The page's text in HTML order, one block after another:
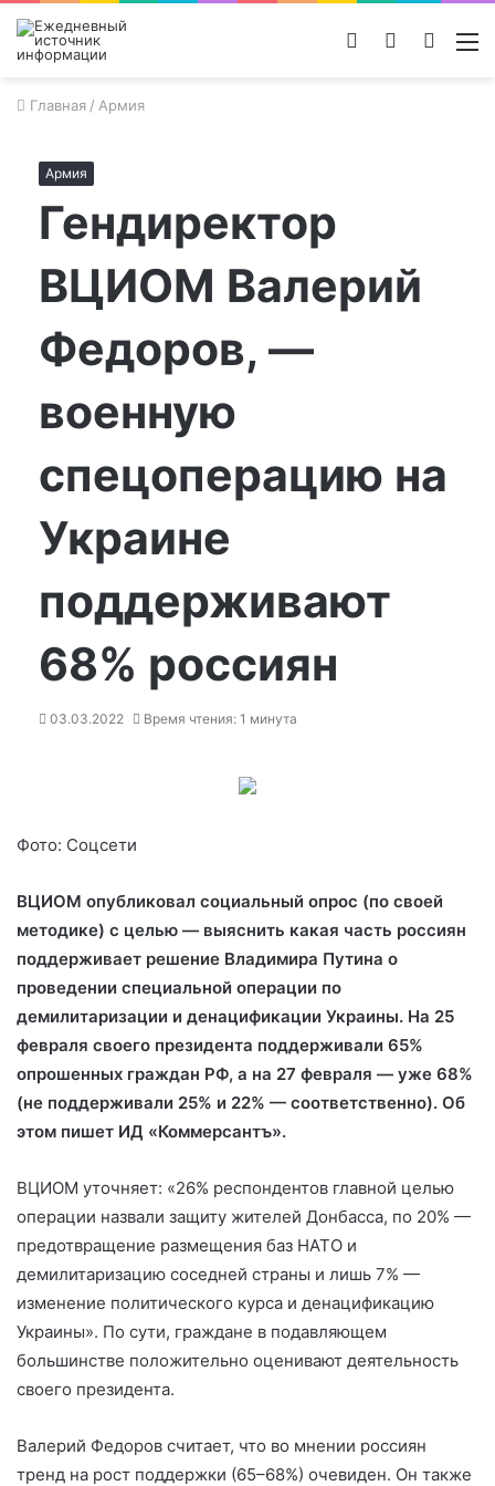
Поиск
Switch
Войти
Главная / Армия
Армия
Гендиректор
ВЦИОМ Валерий
Федоров, —
военную
спецоперацию на
Украине
поддерживают
68% россиян
03.03.2022 Время чтения: 1 минута
Фото: Соцсети
ВЦИОМ опубликовал социальный опрос (по своей
методике) с целью — выяснить какая часть россиян
поддерживает решение Владимира Путина о
проведении специальной операции по
демилитаризации и денацификации Украины. На 25
февраля своего президента поддерживали 65%
опрошенных граждан РФ, а на 27 февраля — уже 68%
(не поддерживали 25% и 22% — соответственно). Об
этом пишет ИД «Коммерсантъ».
ВЦИОМ уточняет: «26% респондентов главной целью
операции назвали защиту жителей Донбасса, по 20% —
предотвращение размещения баз НАТО и
демилитаризацию соседней страны и лишь 7% —
изменение политического курса и денацификацию
Украины». По сути, граждане в подавляющем
большинстве положительно оценивают деятельность
своего президента.
Валерий Федоров считает, что во мнении россиян
тренд на рост поддержки (65–68%) очевиден. Он также